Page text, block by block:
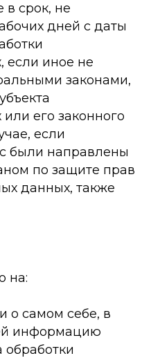
срок, не
дней с даты
если иное не
законами,
его законного
если
были направлены
по защите прав
данных, также
на:
о самом себе, в
информацию